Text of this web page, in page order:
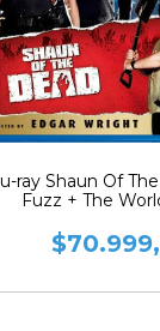
ray Shaun Of
Fuzz + The